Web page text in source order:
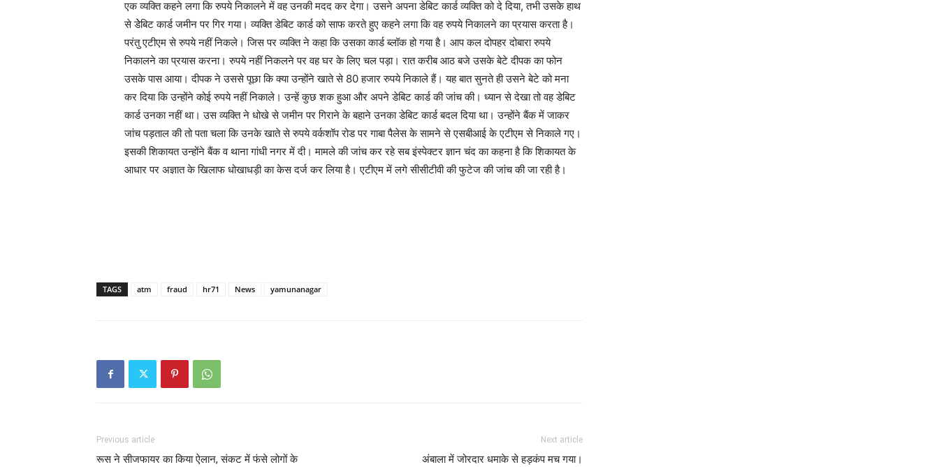
एक व्यक्ति कहने लगा कि रुपये निकालने में वह उनकी मदद कर देगा। उसने अपना डेबिट कार्ड व्यक्ति को दे दिया, तभी उसके हाथ
से डेेबिट कार्ड जमीन पर गिर गया। व्यक्ति डेबिट कार्ड को साफ करते हुए कहने लगा कि वह रुपये निकालने का प्रयास करता है।
परंतु एटीएम से रुपये नहीं निकले। जिस पर व्यक्ति ने कहा कि उसका कार्ड ब्लॉक हो गया है। आप कल दोपहर दोबारा रुपये
निकालने का प्रयास करना। रुपये नहीं निकलने पर वह घर के लिए चल पड़ा। रात करीब आठ बजे उसके बेटे दीपक का फोन
उसके पास आया। दीपक ने उससे पूछा कि क्या उन्होंने खाते से 80 हजार रुपये निकाले हैं। यह बात सुनते ही उसने बेटे को मना
कर दिया कि उन्होंने कोई रुपये नहीं निकाले। उन्हें कुछ शक हुआ और अपने डेबिट कार्ड की जांच की। ध्यान से देखा तो वह डेबिट
कार्ड उनका नहीं था। उस व्यक्ति ने धोखे से जमीन पर गिराने के बहाने उनका डेबिट कार्ड बदल दिया था। उन्होंने बैंक में जाकर
जांच पड़ताल की तो पता चला कि उनके खाते से रुपये वर्कशॉप रोड पर गाबा पैलेस के सामने से एसबीआई के एटीएम से निकाले गए।
इसकी शिकायत उन्होंने बैंक व थाना गांधी नगर में दी। मामले की जांच कर रहे सब इंस्पेक्टर ज्ञान चंद का कहना है कि शिकायत के
आधार पर अज्ञात के खिलाफ धोखाधड़ी का केस दर्ज कर लिया है। एटीएम में लगे सीसीटीवी की फुटेज की जांच की जा रही है।
TAGS atm fraud hr71 News yamunanagar
Previous article
रूस ने सीजफायर का किया ऐलान, संकट में फंसे लोगों के
Next article
अंबाला में जोरदार धमाके से हड़कंप मच गया।